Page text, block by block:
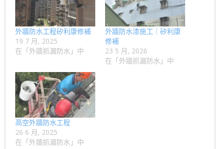
外牆防水工程矽利康修補
19 7 月, 2025
在「外牆抓漏防水」中
外牆防水漆施工｜矽利康
修補
23 5 月, 2026
在「外牆抓漏防水」中
高空外牆防水工程
26 6 月, 2025
在「外牆抓漏防水」中